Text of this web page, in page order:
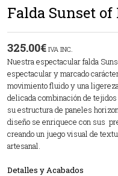
Falda Sunset of
325.00€ IVA INC.
Nuestra espectacular falda
espectacular y marcado
movimiento fluido y una
delicada combinación de
su estructura de paneles
diseño se enriquece con sus
creando un juego visual de
artesanal.
Detalles y Acabados